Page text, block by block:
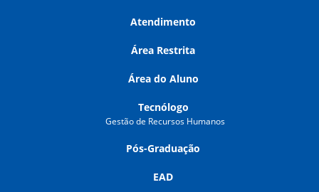
Atendimento
Área Restrita
Área do Aluno
Tecnólogo
Gestão de Recursos Humanos
Pós-Graduação
EAD